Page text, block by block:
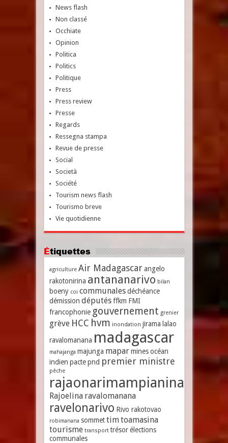
News flash
Non classé
Occhiate
Opinion
Politica
Politics
Politique
Press
Press review
Presse
Regards
Ressegna stampa
Revue de presse
Social
Società
Société
Tourism news flash
Tourismo breve
Vie quotidienne
Étiquettes
agriculture Air Madagascar angelo
rakotonirina antananarivo bilan
boeny coi communales déchéance
démission députés ffkm FMI
francophonie gouvernement grenier
grève HCC hvm inondation jirama lalao
ravalomanana madagascar
mahajanga majunga mapar mines océan
indien pacte pnd premier ministre
pêche
rajaonarimampianina
Rajoelina ravalomanana
ravelonarivo Rivo rakotovao
robimanana sommet timtoamasina
tourisme transport trésor élections
communales